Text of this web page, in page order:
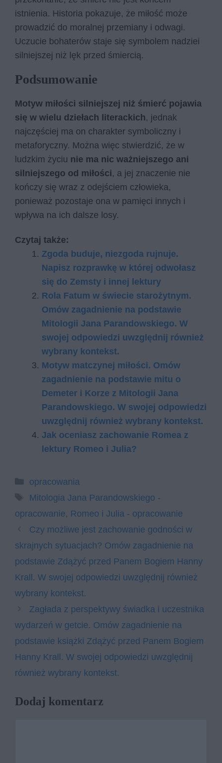
istnienia. Historia pokazuje, że miłość może
prowadzić do moralnej przemiany i odwagi.
Uczucie bohaterów staje się symbolem nadziei
silniejszej niż lęk przed śmiercią.
Podsumowanie
Motyw miłości silniejszej niż śmierć pojawia
się w wielu dziełach literackich, jednak
najczęściej ma on charakter symboliczny i
metaforyczny. Można więc stwierdzić, że w
ludzkim życiu nie ma nic ważniejszego ani
silniejszego od miłości, a jej znaczenie nie
kończy się wraz z odejściem człowieka,
ponieważ pozostaje ona w pamięci innych i
wpływa na ich dalsze losy.
Czytaj także:
Zgoda buduje, niezgoda rujnuje.
Napisz rozprawkę w której odwołasz
się do Zemsty i innej lektury
Rola Fatum w świecie starożytnym.
Omów zagadnienie na podstawie
Mitologii Jana Parandowskiego. W
swojej odpowiedzi uwzględnij również
wybrany kontekst.
Motyw matczynej miłości. Omów
zagadnienie na podstawie mitu o
Demeter i Korze z Mitologii Jana
Parandowskiego. W swojej odpowiedzi
uwzględnij również wybrany kontekst.
Jak oceniasz zachowanie Romea z
lektury Romeo i Julia?
Kategorie
opracowania
Tagi
Mitologia Jana Parandowskiego -
opracowanie, Romeo i Julia - opracowanie
Czy możliwe jest zachowanie godności w
skrajnych sytuacjach? Omów zagadnienie na
podstawie Zdążyć przed Panem Bogiem Hanny
Krall. W swojej odpowiedzi uwzględnij również
wybrany kontekst.
Zagłada z perspektywy świadka i uczestnika
wydarzeń w getcie. Omów zagadnienie na
podstawie książki Zdążyć przed Panem Bogiem
Hanny Krall. W swojej odpowiedzi uwzględnij
również wybrany kontekst.
Dodaj komentarz